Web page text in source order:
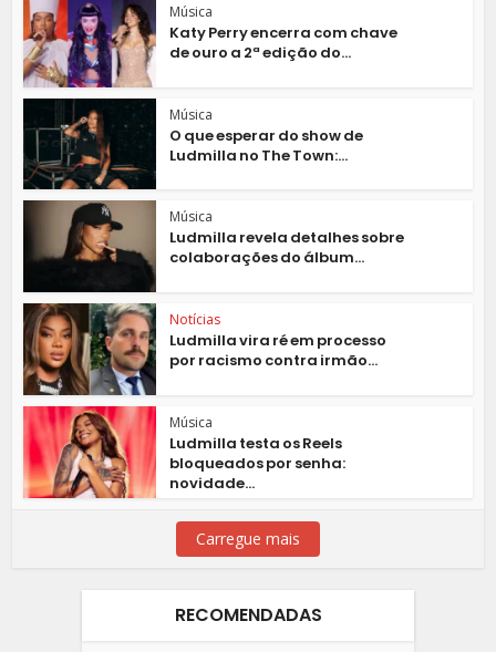
Música
Katy Perry encerra com chave
de ouro a 2ª edição do...
Música
O que esperar do show de
Ludmilla no The Town:...
Música
Ludmilla revela detalhes sobre
colaborações do álbum...
Notícias
Ludmilla vira ré em processo
por racismo contra irmão...
Música
Ludmilla testa os Reels
bloqueados por senha:
novidade...
Carregue mais
RECOMENDADAS